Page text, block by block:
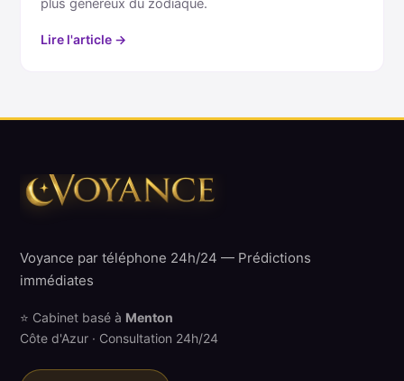
plus généreux du zodiaque.
Lire l'article →
Voyance par téléphone 24h/24 — Prédictions
immédiates
⭐ Cabinet basé à Menton
Côte d'Azur · Consultation 24h/24